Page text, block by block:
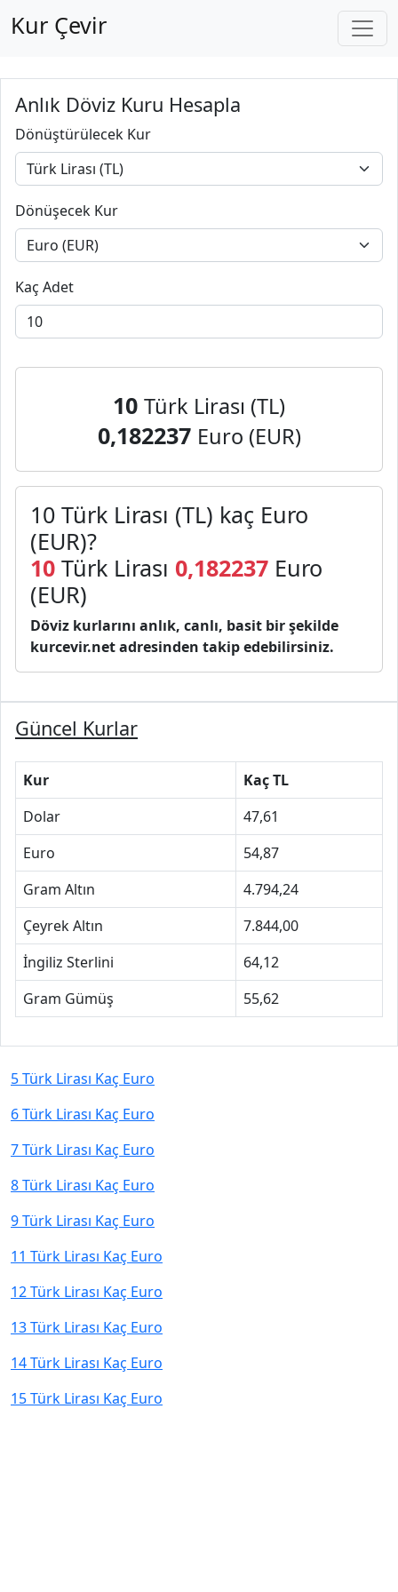
Kur Çevir
Anlık Döviz Kuru Hesapla
Dönüştürülecek Kur
Dönüşecek Kur
Kaç Adet
10 Türk Lirası (TL)
0,182237 Euro (EUR)
10 Türk Lirası (TL) kaç Euro
(EUR)?
10 Türk Lirası 0,182237 Euro
(EUR)
Döviz kurlarını anlık, canlı, basit bir şekilde
kurcevir.net adresinden takip edebilirsiniz.
Güncel Kurlar
Kur
Kaç TL
Dolar
47,61
Euro
54,87
Gram Altın
4.794,24
Çeyrek Altın
7.844,00
İngiliz Sterlini
64,12
Gram Gümüş
55,62
5 Türk Lirası Kaç Euro
6 Türk Lirası Kaç Euro
7 Türk Lirası Kaç Euro
8 Türk Lirası Kaç Euro
9 Türk Lirası Kaç Euro
11 Türk Lirası Kaç Euro
12 Türk Lirası Kaç Euro
13 Türk Lirası Kaç Euro
14 Türk Lirası Kaç Euro
15 Türk Lirası Kaç Euro